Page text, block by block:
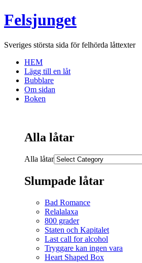
Felsjunget
Sveriges största sida för felhörda låttexter
HEM
Lägg till en låt
Bubblare
Om sidan
Boken
Alla låtar
Alla låtar
Slumpade låtar
Bad Romance
Relalalaxa
800 grader
Staten och Kapitalet
Last call for alcohol
Tryggare kan ingen vara
Heart Shaped Box